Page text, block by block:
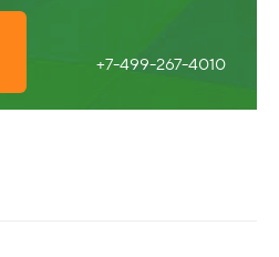
+7-499-267-4010